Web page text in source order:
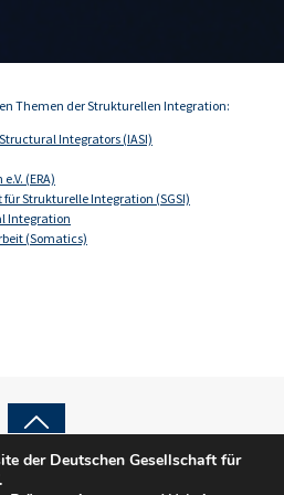
Themen der Strukturellen Integration:
Integrators (IASI)
(ERA)
Strukturelle Integration (SGSI)
Integration
(Somatics)
DGSI e.V.
Back
der Deutschen Gesellschaft für